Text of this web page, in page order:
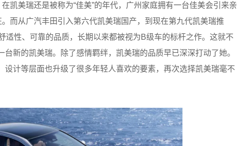
凯美瑞还是被称为“佳美”的年代，广州家庭拥有一台佳美会引来亲
而从广汽丰田引入第六代凯美瑞国产，到现在第九代凯美瑞推
适性、可靠的品质，长期以来都被视为B级车的标杆之作。这就不
新的凯美瑞。除了感情羁绊，凯美瑞的品质早已深深打动了她。
设计等层面也升级了很多年轻人喜欢的要素，再次选择凯美瑞毫不